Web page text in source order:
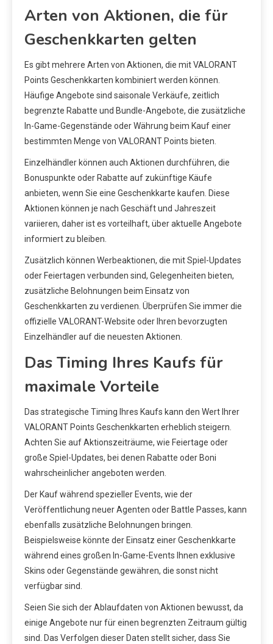
Arten von Aktionen, die für
Geschenkkarten gelten
Es gibt mehrere Arten von Aktionen, die mit VALORANT
Points Geschenkkarten kombiniert werden können.
Häufige Angebote sind saisonale Verkäufe, zeitlich
begrenzte Rabatte und Bundle-Angebote, die zusätzliche
In-Game-Gegenstände oder Währung beim Kauf einer
bestimmten Menge von VALORANT Points bieten.
Einzelhändler können auch Aktionen durchführen, die
Bonuspunkte oder Rabatte auf zukünftige Käufe
anbieten, wenn Sie eine Geschenkkarte kaufen. Diese
Aktionen können je nach Geschäft und Jahreszeit
variieren, daher ist es vorteilhaft, über aktuelle Angebote
informiert zu bleiben.
Zusätzlich können Werbeaktionen, die mit Spiel-Updates
oder Feiertagen verbunden sind, Gelegenheiten bieten,
zusätzliche Belohnungen beim Einsatz von
Geschenkkarten zu verdienen. Überprüfen Sie immer die
offizielle VALORANT-Website oder Ihren bevorzugten
Einzelhändler auf die neuesten Aktionen.
Das Timing Ihres Kaufs für
maximale Vorteile
Das strategische Timing Ihres Kaufs kann den Wert Ihrer
VALORANT Points Geschenkkarten erheblich steigern.
Achten Sie auf Aktionszeiträume, wie Feiertage oder
große Spiel-Updates, bei denen Rabatte oder Boni
wahrscheinlicher angeboten werden.
Der Kauf während spezieller Events, wie der
Veröffentlichung neuer Agenten oder Battle Passes, kann
ebenfalls zusätzliche Belohnungen bringen.
Beispielsweise könnte der Einsatz einer Geschenkkarte
während eines großen In-Game-Events Ihnen exklusive
Skins oder Gegenstände gewähren, die sonst nicht
verfügbar sind.
Seien Sie sich der Ablaufdaten von Aktionen bewusst, da
einige Angebote nur für einen begrenzten Zeitraum gültig
sind. Das Verfolgen dieser Daten stellt sicher, dass Sie